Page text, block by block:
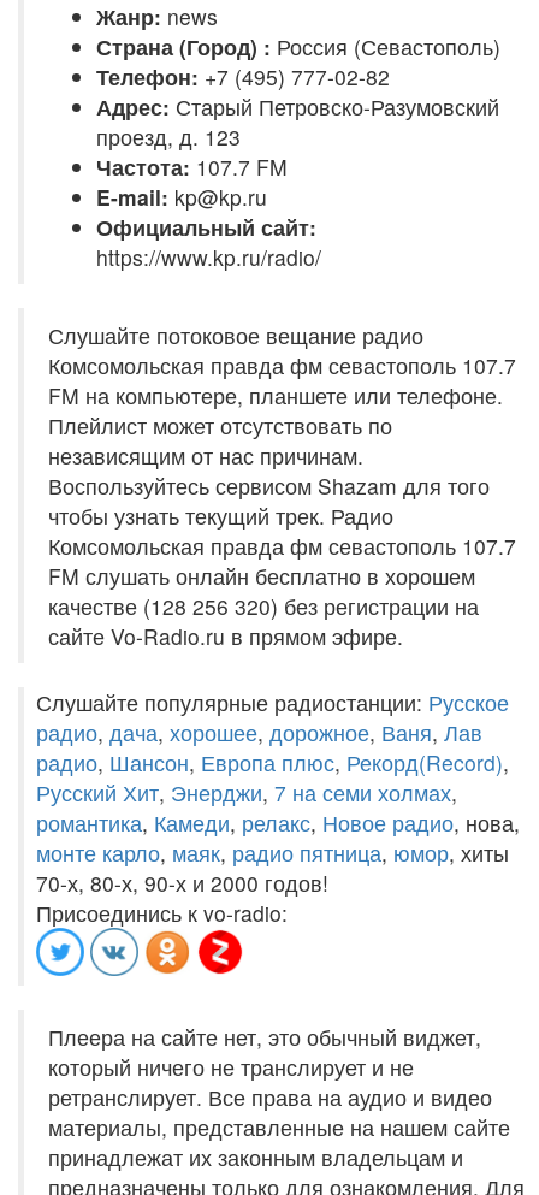
Жанр: news
Страна (Город) : Россия (Севастополь)
Телефон: +7 (495) 777-02-82
Адрес: Старый Петровско-Разумовский
проезд, д. 123
Частота: 107.7 FM
E-mail: kp@kp.ru
Официальный сайт:
https://www.kp.ru/radio/
Слушайте потоковое вещание радио
Комсомольская правда фм севастополь 107.7
FM на компьютере, планшете или телефоне.
Плейлист может отсутствовать по
независящим от нас причинам.
Воспользуйтесь сервисом Shazam для того
чтобы узнать текущий трек. Радио
Комсомольская правда фм севастополь 107.7
FM слушать онлайн бесплатно в хорошем
качестве (128 256 320) без регистрации на
сайте Vo-Radio.ru в прямом эфире.
Слушайте популярные радиостанции: Русское
радио, дача, хорошее, дорожное, Ваня, Лав
радио, Шансон, Европа плюс, Рекорд(Record),
Русский Хит, Энерджи, 7 на семи холмах,
романтика, Камеди, релакс, Новое радио, нова,
монте карло, маяк, радио пятница, юмор, хиты
70-х, 80-х, 90-х и 2000 годов!
Присоединись к vo-radio:
Плеера на сайте нет, это обычный виджет,
который ничего не транслирует и не
ретранслирует. Все права на аудио и видео
материалы, представленные на нашем сайте
принадлежат их законным владельцам и
предназначены только для ознакомления. Для